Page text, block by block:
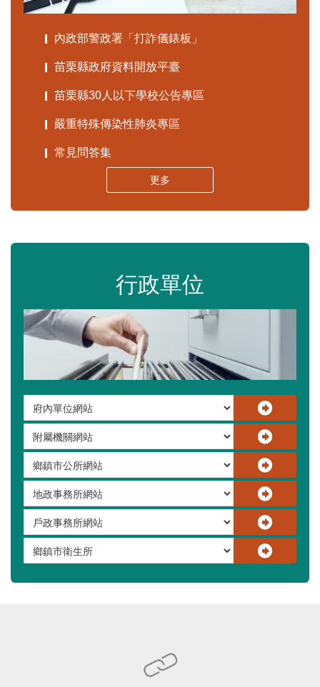
內政部警政署「打詐儀錶板」
苗栗縣政府資料開放平臺
苗栗縣30人以下學校公告專區
嚴重特殊傳染性肺炎專區
常見問答集
更多
行政單位